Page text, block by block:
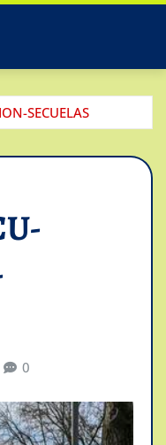
SECUELAS
0